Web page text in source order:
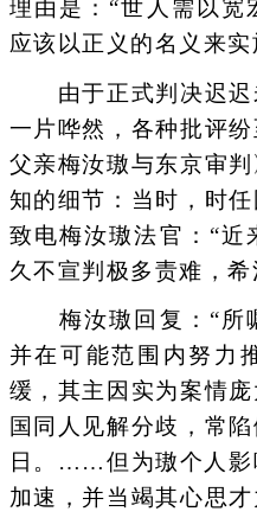
理由是：“世人需以宽
应该以正义的名义来实
由于正式判决迟迟
一片哗然，各种批评
父亲梅汝璈与东京审
知的细节：当时，时
致电梅汝璈法官：“近
久不宣判极多责难，希
梅汝璈回复：“所嘱
并在可能范围内努力
缓，其主因实为案情
国同人见解分歧，常
日。……但为璈个人影
加速，并当竭其心思